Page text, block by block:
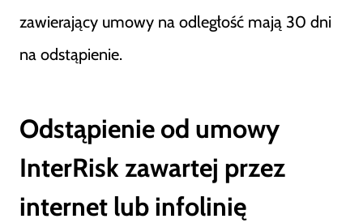
zawierający umowy na odległość mają 30 dni
na odstąpienie.
Odstąpienie od umowy
InterRisk zawartej przez
internet lub infolinię